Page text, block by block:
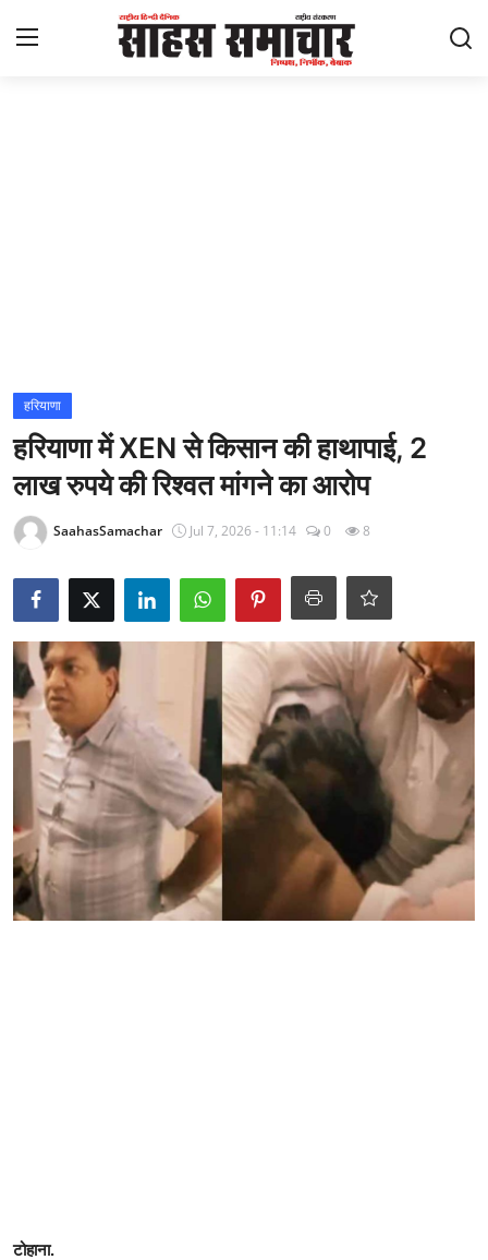
राज्य
अंतराष्ट्रीय
Epaper
धर्म
लाइफस्टाइल
हरियाणा
हरियाणा में XEN से किसान की हाथापाई, 2
लाख रुपये की रिश्वत मांगने का आरोप
SaahasSamachar Jul 7, 2026 - 11:14 0 8
टोहाना.